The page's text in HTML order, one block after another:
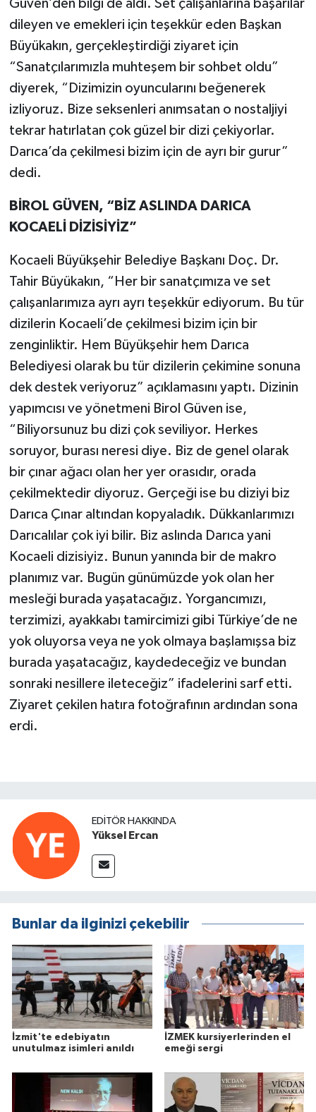
Güven’den bilgi de aldı. Set çalışanlarına başarılar
dileyen ve emekleri için teşekkür eden Başkan
Büyükakın, gerçekleştirdiği ziyaret için
“Sanatçılarımızla muhteşem bir sohbet oldu”
diyerek, “Dizimizin oyuncularını beğenerek
izliyoruz. Bize seksenleri anımsatan o nostaljiyi
tekrar hatırlatan çok güzel bir dizi çekiyorlar.
Darıca’da çekilmesi bizim için de ayrı bir gurur”
dedi.
BİROL GÜVEN, “BİZ ASLINDA DARICA
KOCAELİ DİZİSİYİZ”
Kocaeli Büyükşehir Belediye Başkanı Doç. Dr.
Tahir Büyükakın, “Her bir sanatçımıza ve set
çalışanlarımıza ayrı ayrı teşekkür ediyorum. Bu tür
dizilerin Kocaeli’de çekilmesi bizim için bir
zenginliktir. Hem Büyükşehir hem Darıca
Belediyesi olarak bu tür dizilerin çekimine sonuna
dek destek veriyoruz” açıklamasını yaptı. Dizinin
yapımcısı ve yönetmeni Birol Güven ise,
“Biliyorsunuz bu dizi çok seviliyor. Herkes
soruyor, burası neresi diye. Biz de genel olarak
bir çınar ağacı olan her yer orasıdır, orada
çekilmektedir diyoruz. Gerçeği ise bu diziyi biz
Darıca Çınar altından kopyaladık. Dükkanlarımızı
Darıcalılar çok iyi bilir. Biz aslında Darıca yani
Kocaeli dizisiyiz. Bunun yanında bir de makro
planımız var. Bugün günümüzde yok olan her
mesleği burada yaşatacağız. Yorgancımızı,
terzimizi, ayakkabı tamircimizi gibi Türkiye’de ne
yok oluyorsa veya ne yok olmaya başlamışsa biz
burada yaşatacağız, kaydedeceğiz ve bundan
sonraki nesillere ileteceğiz” ifadelerini sarf etti.
Ziyaret çekilen hatıra fotoğrafının ardından sona
erdi.
EDITÖR HAKKINDA
Yüksel Ercan
Bunlar da ilginizi çekebilir
İzmit'te edebiyatın
unutulmaz isimleri anıldı
İZMEK kursiyerlerinden el
emeği sergi